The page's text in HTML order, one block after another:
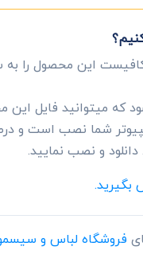
این محصول را
میتوانید فایل این
شما نصب است و
و نصب نمایید.
بگیرید.
فروشگاه لباس و